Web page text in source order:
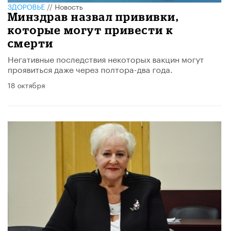
ЗДОРОВЬЕ//Новость
Минздрав назвал прививки,
которые могут привести к
смерти
Негативные последствия некоторых вакцин могут
проявиться даже через полтора-два года.
18 октября